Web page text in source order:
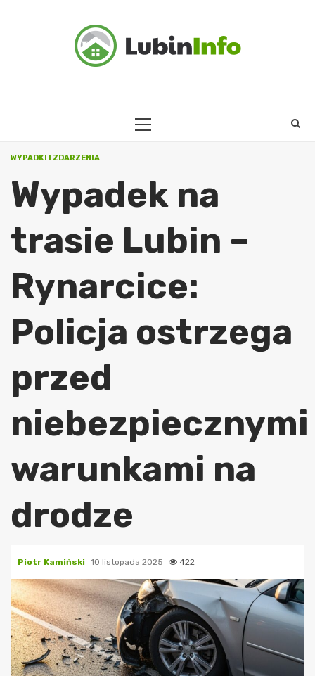
PRIMARY
WYPADKI I ZDARZENIA
Wypadek na
trasie Lubin –
Rynarcice:
Policja ostrzega
przed
niebezpiecznymi
warunkami na
drodze
Piotr Kamiński 10 listopada 2025 422